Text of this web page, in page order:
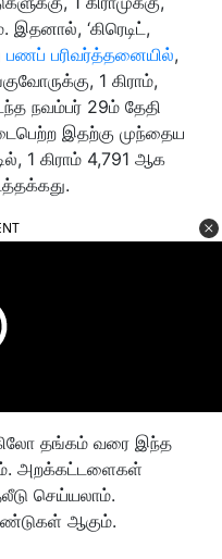
இதனால், ‘கிரெடிட்,
பணப் பரிவர்த்தனையில்,
1 கிராம்,
நவம்பர் 29ம் தேதி
இதற்கு முந்தைய
1 கிராம் 4,791 ஆக
தங்கம் வரை இந்த
அறக்கட்டளைகள்
செய்யலாம்.
ஆகும்.